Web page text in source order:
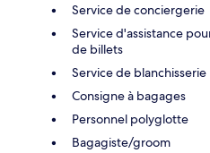
Service de conciergerie
Service d'assistance
de billets
Service de blanchisserie
Consigne à bagages
Personnel polyglotte
Bagagiste/groom